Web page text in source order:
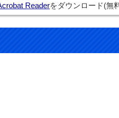
Readerをダウンロード(無